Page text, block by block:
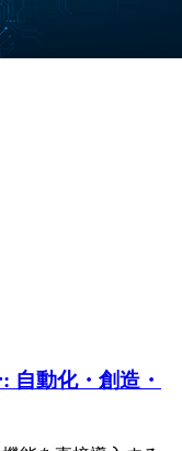
自動化・創造・